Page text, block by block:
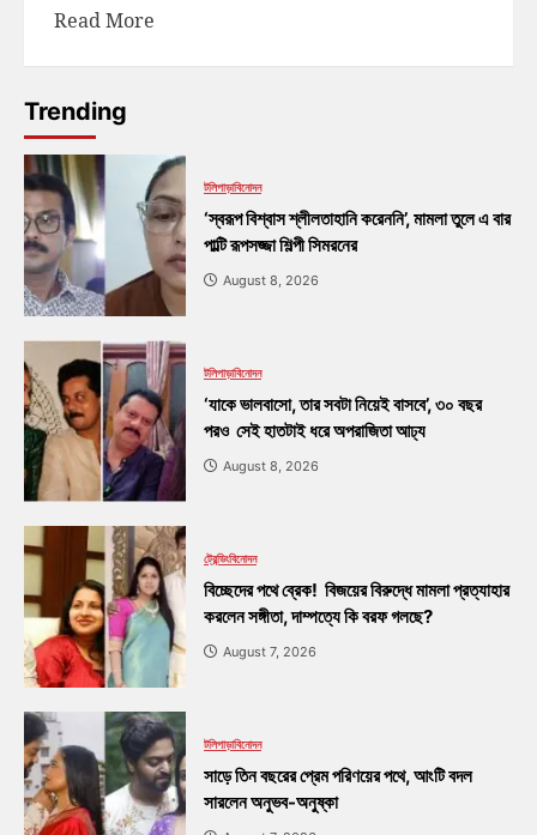
Read More
Trending
টলিপাড়াবিনোদন
‘স্বরূপ বিশ্বাস শ্লীলতাহানি করেননি’, মামলা তুলে এ বার
পাল্টি রূপসজ্জা শিল্পী সিমরনের
August 8, 2026
টলিপাড়াবিনোদন
‘যাকে ভালবাসো, তার সবটা নিয়েই বাসবে’, ৩০ বছর
পরও সেই হাতটাই ধরে অপরাজিতা আঢ্য
August 8, 2026
ট্রেন্ডিংবিনোদন
বিচ্ছেদের পথে ব্রেক! বিজয়ের বিরুদ্ধে মামলা প্রত্যাহার
করলেন সঙ্গীতা, দাম্পত্যে কি বরফ গলছে?
August 7, 2026
টলিপাড়াবিনোদন
সাড়ে তিন বছরের প্রেম পরিণয়ের পথে, আংটি বদল
সারলেন অনুভব-অনুষ্কা